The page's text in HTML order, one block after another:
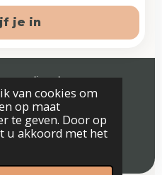
van cookies om
op maat
te geven. Door op
u akkoord met het
je in
& Disclaimer